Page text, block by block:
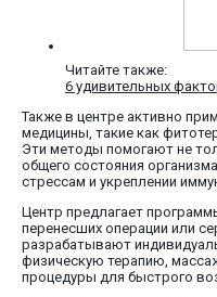
Читайте также:
6 удивительных
Также в центре активно
медицины, такие как
Эти методы помогают не
общего состояния
стрессам и укреплении
Центр предлагает
перенесших операции или
разрабатывают
физическую терапию,
процедуры для быстрого